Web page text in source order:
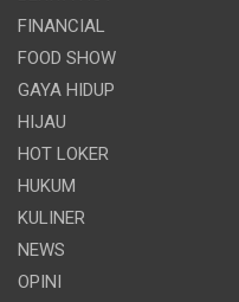
FINANCIAL
FOOD SHOW
GAYA HIDUP
HIJAU
HOT LOKER
HUKUM
KULINER
NEWS
OPINI